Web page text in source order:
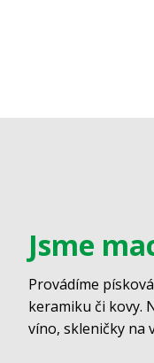
Jsme
Provádíme
keramiku či kovy.
víno, skleničky na